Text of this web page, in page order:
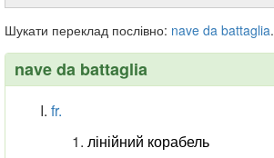
Шукати переклад послівно: nave da battaglia.
nave da battaglia
fr.
лінійний корабель